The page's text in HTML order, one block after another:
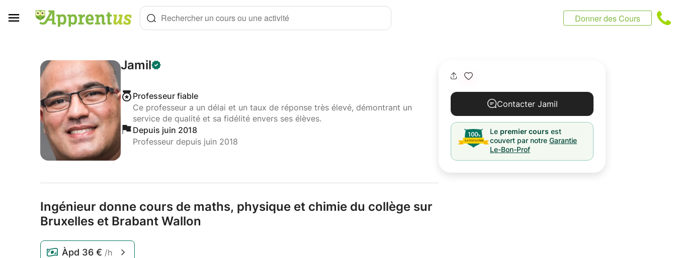
Rechercher un cours ou une activité Donner des Cours
Jamil
Professeur fiable
Ce professeur a un délai et un taux de réponse très élevé, démontrant un
service de qualité et sa fidélité envers ses élèves.
Depuis juin 2018
Professeur depuis juin 2018
Ingénieur donne cours de maths, physique et chimie du collège sur
Bruxelles et Brabant Wallon
Àpd 36 € /h
Contacter Jamil
Le premier cours est
couvert par notre Garantie
Le-Bon-Prof